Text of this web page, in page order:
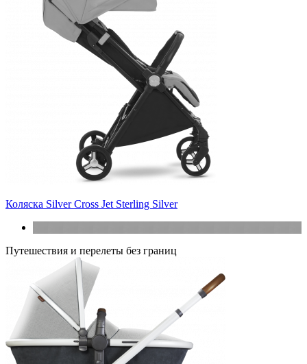
Коляска Silver Cross Jet Sterling Silver
Путешествия и перелеты без границ